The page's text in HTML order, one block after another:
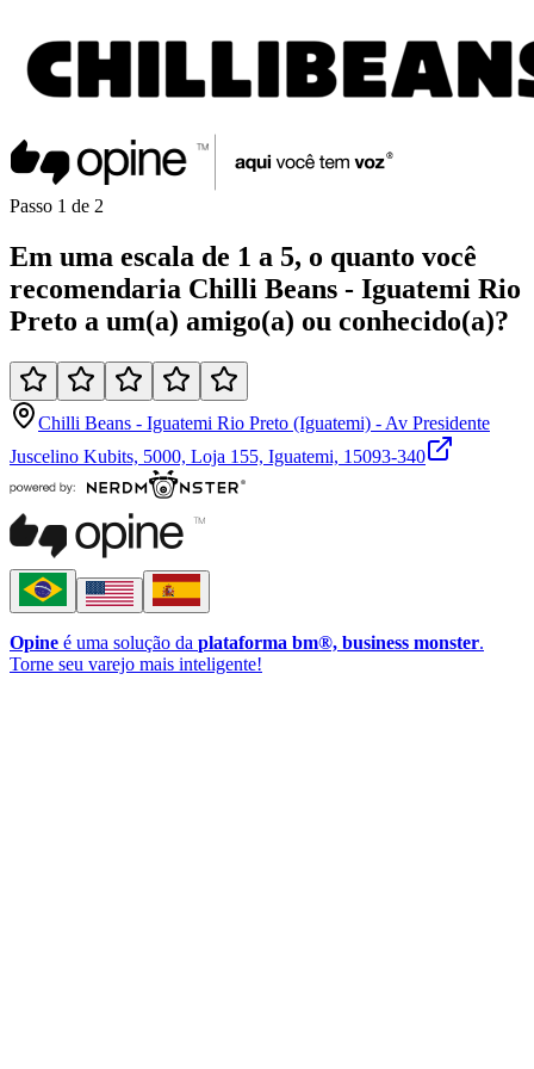
Passo 1 de 2
Em uma escala de 1 a 5, o quanto você
recomendaria Chilli Beans - Iguatemi Rio
Preto a um(a) amigo(a) ou conhecido(a)?
Chilli Beans - Iguatemi Rio Preto (Iguatemi) - Av Presidente
Juscelino Kubits, 5000, Loja 155, Iguatemi, 15093-340
Opine é uma solução da plataforma bm®, business monster.
Torne seu varejo mais inteligente!